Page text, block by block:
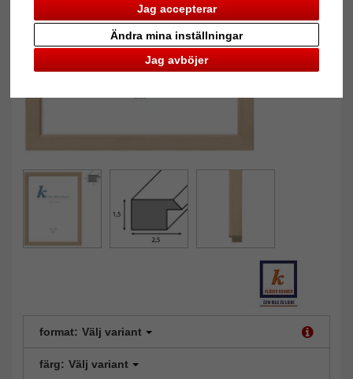
Jag accepterar
Jag avböjer
Ändra mina inställningar
format: Välj variant
färg: Välj variant